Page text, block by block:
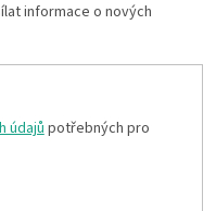
informace o nových
údajůpotřebných pro